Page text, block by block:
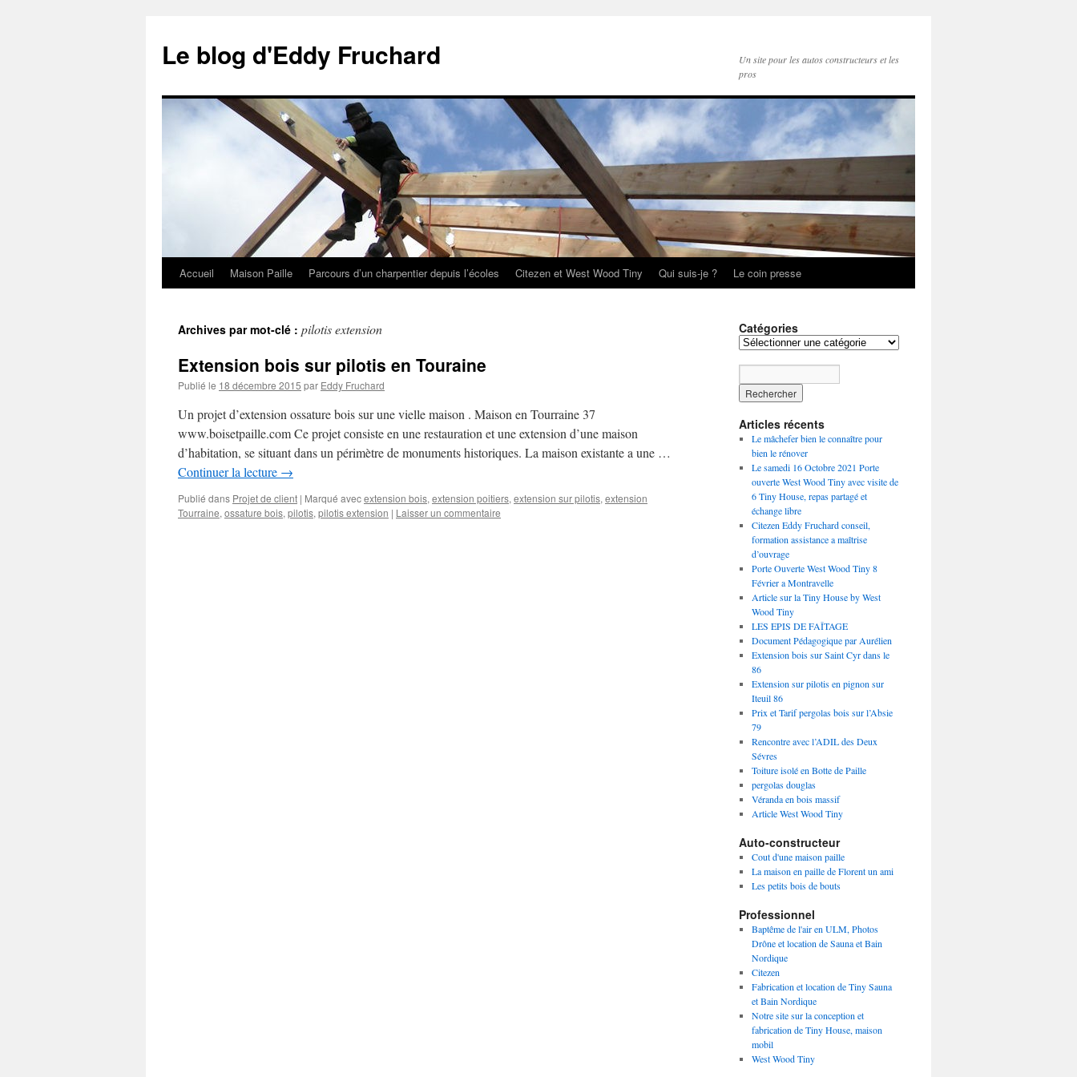
Le blog d'Eddy Fruchard
Un site pour les autos constructeurs et les
pros
Aller
contenu
Accueil Maison Paille Parcours d’un charpentier depuis l’écoles Citezen et West Wood Tiny Qui suis-je ? Le coin presse
Archives par mot-clé : pilotis extension
Extension bois sur pilotis en Touraine
Publié le 18 décembre 2015 par Eddy Fruchard
Un projet d’extension ossature bois sur une vielle maison . Maison en Tourraine 37
www.boisetpaille.com Ce projet consiste en une restauration et une extension d’une maison
d’habitation, se situant dans un périmètre de monuments historiques. La maison existante a une …
Continuer la lecture →
Publié dans Projet de client | Marqué avecextension bois, extension poitiers, extension sur pilotis, extension
Tourraine, ossature bois, pilotis, pilotis extension | Laisser un commentaire
Catégories
Catégories
Articles récents
Le mâchefer bien le connaître pour
bien le rénover
Le samedi 16 Octobre 2021 Porte
ouverte West Wood Tiny avec visite de
6 Tiny House, repas partagé et
échange libre
Citezen Eddy Fruchard conseil,
formation assistance a maîtrise
d’ouvrage
Porte Ouverte West Wood Tiny 8
Février a Montravelle
Article sur la Tiny House by West
Wood Tiny
LES EPIS DE FAÎTAGE
Document Pédagogique par Aurélien
Extension bois sur Saint Cyr dans le
86
Extension sur pilotis en pignon sur
Iteuil 86
Prix et Tarif pergolas bois sur l’Absie
79
Rencontre avec l’ADIL des Deux
Sévres
Toiture isolé en Botte de Paille
pergolas douglas
Véranda en bois massif
Article West Wood Tiny
Auto-constructeur
Cout d'une maison paille
La maison en paille de Florent un ami
Les petits bois de bouts
Professionnel
Baptême de l'air en ULM, Photos
Drône et location de Sauna et Bain
Nordique
Citezen
Fabrication et location de Tiny Sauna
et Bain Nordique
Notre site sur la conception et
fabrication de Tiny House, maison
mobil
West Wood Tiny